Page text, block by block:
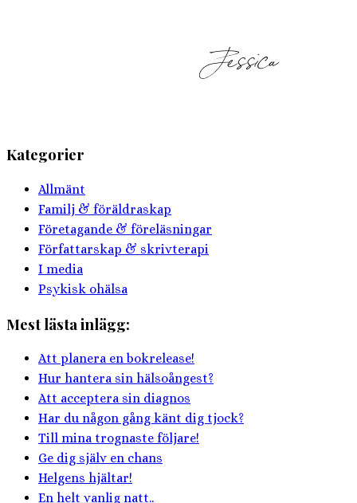
Kategorier
Allmänt
Familj & föräldraskap
Företagande & föreläsningar
Författarskap & skrivterapi
I media
Psykisk ohälsa
Mest lästa inlägg:
Att planera en bokrelease!
Hur hantera sin hälsoångest?
Att acceptera sin diagnos
Har du någon gång känt dig tjock?
Till mina trognaste följare!
Ge dig själv en chans
Helgens hjältar!
En helt vanlig natt..